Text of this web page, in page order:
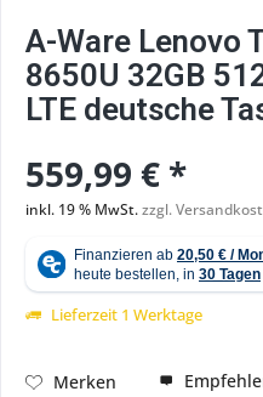
A-Ware Lenovo
8650U 32GB
LTE deutsche
559,99 € *
inkl. 19 % MwSt.zzgl.
Lieferzeit 1 Werktage
Merken